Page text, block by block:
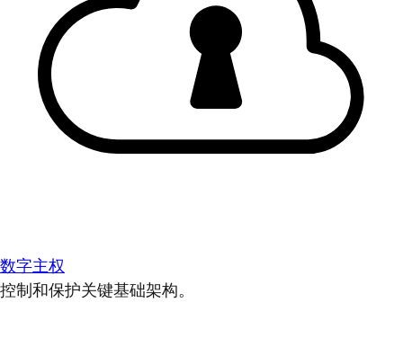
数字主权
控制和保护关键基础架构。